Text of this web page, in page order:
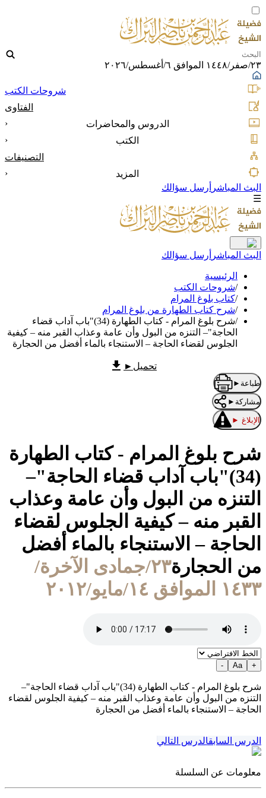
٢٣/صفر/١٤٤٨ الموافق ٦/أغسطس/٢٠٢٦
شروحات الكتب
الفتاوى
الدروس والمحاضرات
‹
الكتب
‹
التصنيفات
المزيد
‹
البث المباشر أرسل سؤالك
☰
البث المباشر أرسل سؤالك
الرئيسية
/شروحات الكتب
/كتاب بلوغ المرام
/شرح كتاب الطهارة من بلوغ المرام
/
شرح بلوغ المرام - كتاب الطهارة (34)"باب آداب قضاء
الحاجة"– التنزه من البول وأن عامة وعذاب القبر منه – كيفية
الجلوس لقضاء الحاجة – الاستنجاء بالماء أفضل من الحجارة
تحميل ►
طباعة ►
مشاركة ►
الإبلاغ ►
شرح بلوغ المرام - كتاب الطهارة
(34)"باب آداب قضاء الحاجة"–
التنزه من البول وأن عامة وعذاب
القبر منه – كيفية الجلوس لقضاء
الحاجة – الاستنجاء بالماء أفضل
من الحجارة
٢٣/جمادى الآخرة/
١٤٣٣ الموافق ١٤/مايو/٢٠١٢
+
Aa
-
شرح بلوغ المرام - كتاب الطهارة (34)"باب آداب قضاء الحاجة"–
التنزه من البول وأن عامة وعذاب القبر منه – كيفية الجلوس لقضاء
الحاجة – الاستنجاء بالماء أفضل من الحجارة
الدرس السابقالدرس التالي
معلومات عن السلسلة